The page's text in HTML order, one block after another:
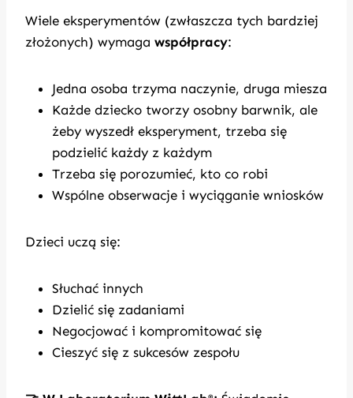
Wiele eksperymentów (zwłaszcza tych bardziej
złożonych) wymaga współpracy:
Jedna osoba trzyma naczynie, druga miesza
Każde dziecko tworzy osobny barwnik, ale
żeby wyszedł eksperyment, trzeba się
podzielić każdy z każdym
Trzeba się porozumieć, kto co robi
Wspólne obserwacje i wyciąganie wniosków
Dzieci uczą się:
Słuchać innych
Dzielić się zadaniami
Negocjować i kompromitować się
Cieszyć się z sukcesów zespołu